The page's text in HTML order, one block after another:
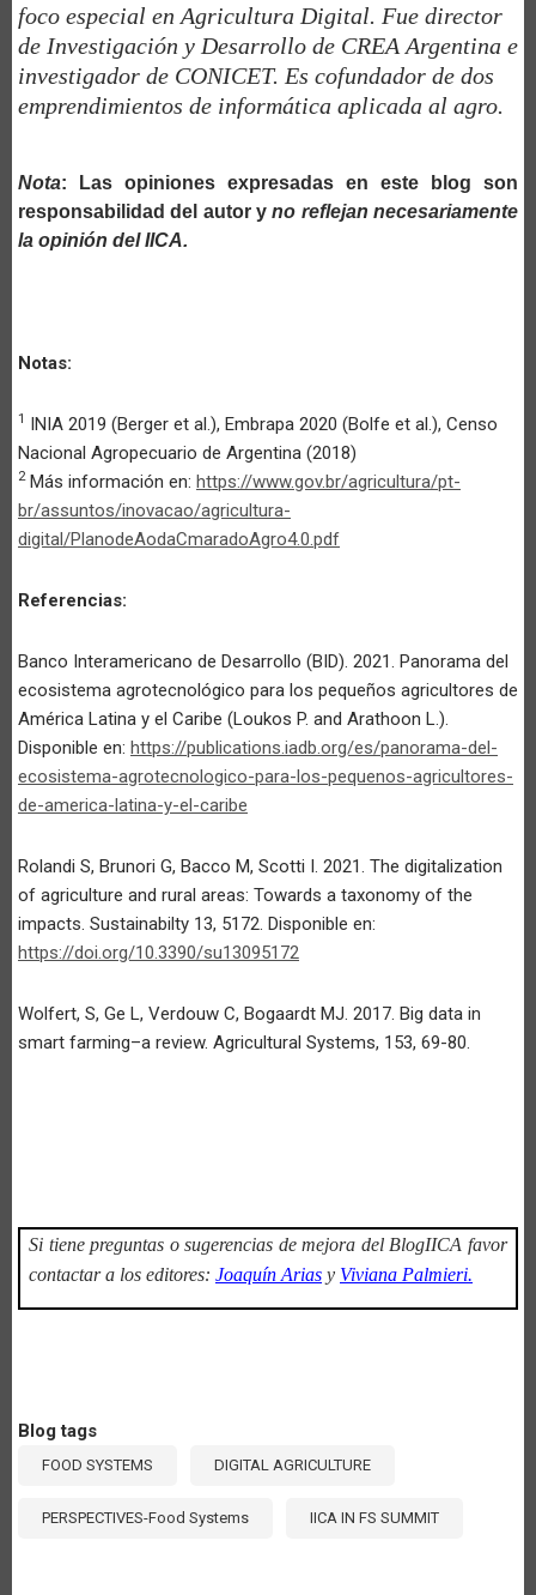
foco especial en Agricultura Digital. Fue director
de Investigación y Desarrollo de CREA Argentina e
investigador de CONICET. Es cofundador de dos
emprendimientos de informática aplicada al agro.
Nota: Las opiniones expresadas en este blog son
responsabilidad del autor yno reflejan necesariamente
la opinión del IICA.
Notas:
1 INIA 2019 (Berger et al.), Embrapa 2020 (Bolfe et al.), Censo
Nacional Agropecuario de Argentina (2018)
2Más información en: https://www.gov.br/agricultura/pt-
br/assuntos/inovacao/agricultura-
digital/PlanodeAodaCmaradoAgro4.0.pdf
Referencias:
Banco Interamericano de Desarrollo (BID). 2021. Panorama del
ecosistema agrotecnológico para los pequeños agricultores de
América Latina y el Caribe (Loukos P. and Arathoon L.).
Disponible en: https://publications.iadb.org/es/panorama-del-
ecosistema-agrotecnologico-para-los-pequenos-agricultores-
de-america-latina-y-el-caribe
Rolandi S, Brunori G, Bacco M, Scotti I. 2021. The digitalization
of agriculture and rural areas: Towards a taxonomy of the
impacts. Sustainabilty 13, 5172. Disponible en:
https://doi.org/10.3390/su13095172
Wolfert, S, Ge L, Verdouw C, Bogaardt MJ. 2017. Big data in
smart farming–a review. Agricultural Systems, 153, 69-80.
Si tiene preguntas o sugerencias de mejora del BlogIICA favor
contactar a los editores: Joaquín Arias y Viviana Palmieri.
Blog tags
FOOD SYSTEMS DIGITAL AGRICULTURE
PERSPECTIVES-Food Systems IICA IN FS SUMMIT